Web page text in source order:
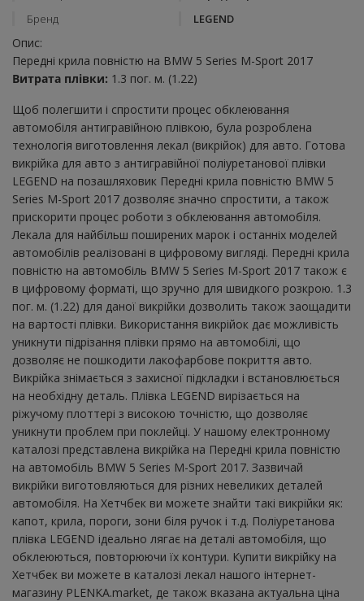
Бренд
LEGEND
Опис:
Передні крила повністю на BMW 5 Series M-Sport 2017
Витрата плівки: 1.3 пог. м. (1.22)
Щоб полегшити і спростити процес обклеювання
автомобіля антигравійною плівкою, була розроблена
технологія виготовлення лекал (викрійок) для авто. Готова
викрійка для авто з антигравійної поліуретанової плівки
LEGEND на позашляховик Передні крила повністю BMW 5
Series M-Sport 2017 дозволяє значно спростити, а також
прискорити процес роботи з обклеювання автомобіля.
Лекала для найбільш поширених марок і останніх моделей
автомобілів реалізовані в цифровому вигляді. Передні крила
повністю на автомобіль BMW 5 Series M-Sport 2017 також є
в цифровому форматі, що зручно для швидкого розкрою. 1.3
пог. м. (1.22) для даної викрійки дозволить також заощадити
на вартості плівки. Використання викрійок дає можливість
уникнути підрізання плівки прямо на автомобілі, що
дозволяє не пошкодити лакофарбове покриття авто.
Викрійка знімається з захисної підкладки і встановлюється
на необхідну деталь. Плівка LEGEND вирізається на
ріжучому плоттері з високою точністю, що дозволяє
уникнути проблем при поклейці. У нашому електронному
каталозі представлена ​​викрійка на Передні крила повністю
на автомобіль BMW 5 Series M-Sport 2017. Зазвичай
викрійки виготовляються для різних невеликих деталей
автомобіля. На Хетчбек ви можете знайти такі викрійки як:
капот, крила, пороги, зони біля ручок і т.д. Поліуретанова
плівка LEGEND ідеально лягає на деталі автомобіля, що
обклеюються, повторюючи їх контури. Купити викрійку на
Хетчбек ви можете в каталозі лекал нашого інтернет-
магазину PLENKA.market, де також вказана актуальна ціна